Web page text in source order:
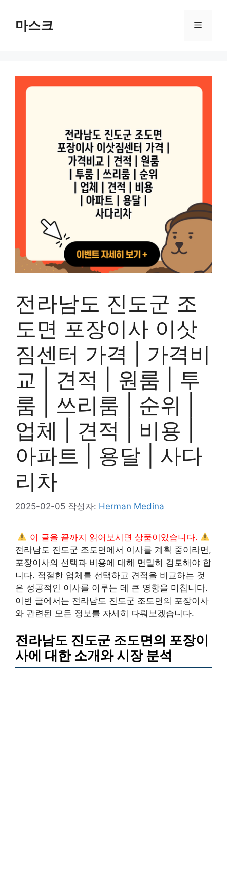
마스크 메
전라남도 진도군 조
도면 포장이사 이삿
짐센터 가격 | 가격비
교 | 견적 | 원룸 | 투
룸 | 쓰리룸 | 순위 |
업체 | 견적 | 비용 |
아파트 | 용달 | 사다
리차
2025-02-05 작성자: Herman Medina
이 글을 끝까지 읽어보시면 상품이있습니다.
전라남도 진도군 조도면에서 이사를 계획 중이라면,
포장이사의 선택과 비용에 대해 면밀히 검토해야 합
니다. 적절한 업체를 선택하고 견적을 비교하는 것
은 성공적인 이사를 이루는 데 큰 영향을 미칩니다.
이번 글에서는 전라남도 진도군 조도면의 포장이사
와 관련된 모든 정보를 자세히 다뤄보겠습니다.
전라남도 진도군 조도면의 포장이
사에 대한 소개와 시장 분석